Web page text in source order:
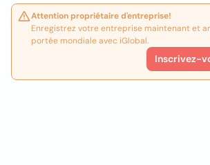
Attention propriétaire d'entreprise!
Enregistrez votre entreprise maintenant et
portée mondiale avec iGlobal.
Inscrivez-